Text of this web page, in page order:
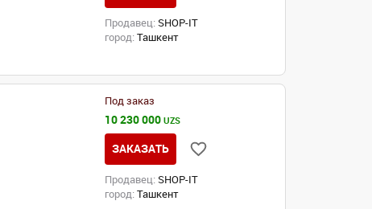
Продавец: SHOP-IT
город: Ташкент
Под заказ
10 230 000UZS
ЗАКАЗАТЬ
Продавец: SHOP-IT
город: Ташкент